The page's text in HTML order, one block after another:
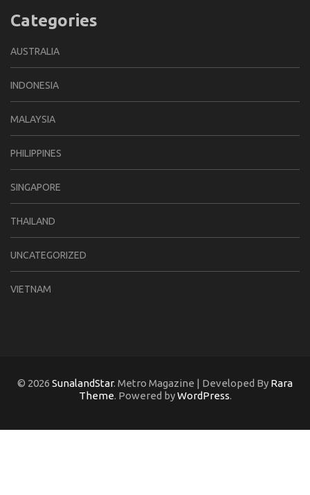
Categories
AUSTRALIA
INDONESIA
MALAYSIA
PHILIPPINES
SINGAPORE
THAILAND
UNCATEGORIZED
VIETNAM
© 2026 SunalandStar. Metro Magazine | Developed By Rara
Theme. Powered byWordPress.